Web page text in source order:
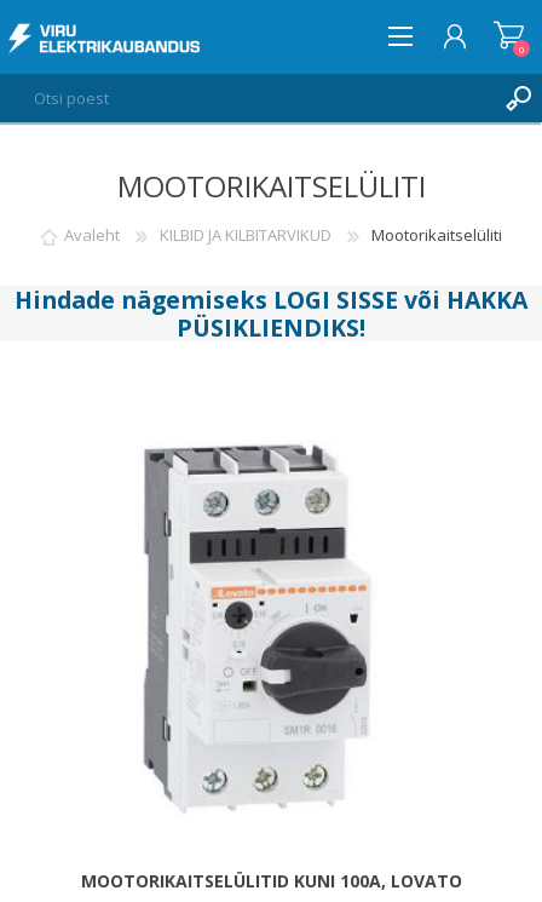
LOGI SISSE
SOOVIKORV
0
0
MOOTORIKAITSELÜLITI
Avaleht KILBID JA KILBITARVIKUD Mootorikaitselüliti
Hindade nägemiseks LOGI SISSE või HAKKA
PÜSIKLIENDIKS!
MOOTORIKAITSELÜLITID KUNI 100A, LOVATO